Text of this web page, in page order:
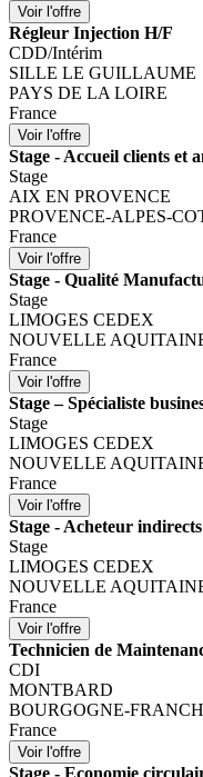
Régleur Injection H/F
CDD/Intérim
SILLE LE GUILLAUME
PAYS DE LA LOIRE
France
Stage - Accueil clients et
Stage
AIX EN PROVENCE
PROVENCE-ALPES-
France
Stage - Qualité
Stage
LIMOGES CEDEX
NOUVELLE
France
Stage – Spécialiste
Stage
LIMOGES CEDEX
NOUVELLE
France
Stage - Acheteur
Stage
LIMOGES CEDEX
NOUVELLE
France
Technicien de
CDI
MONTBARD
BOURGOGNE-
France
Stage - Economie